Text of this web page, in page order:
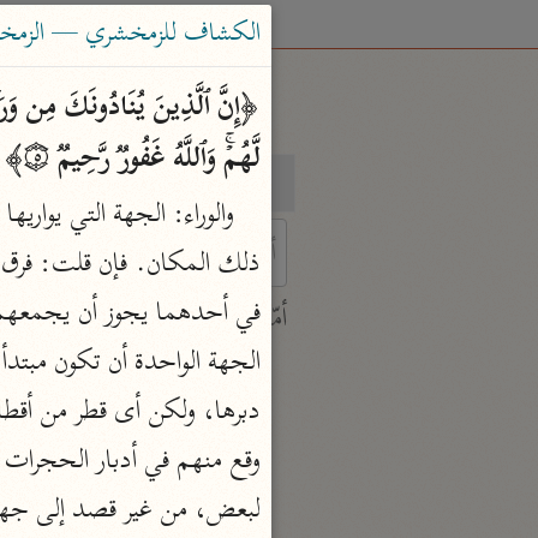
بحث تفسير
characters for results.
أمّهات
جامع البيان
ابن جرير الطبري (٣١٠ هـ)
نحو ٢٨ مجلدًا
تفسير القرآن العظيم
ابن كثير (٧٧٤ هـ)
الكشاف للزمخشري — الزمخشري
لَّهُمۡۚ وَٱللَّهُ غَفُورࣱ رَّحِیمࣱ ۝٥﴾
والوراء: الجهة التي
وقع منهم في أدبار الحجرات